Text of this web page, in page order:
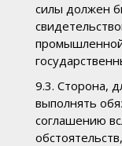
силы должен
9.3. Сторона,
выполнять
соглашению